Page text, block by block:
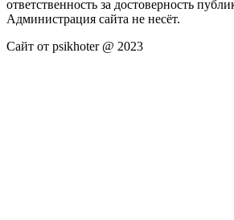
ответственность за достоверность
Администрация сайта не несёт.
Сайт от psikhoter @ 2023